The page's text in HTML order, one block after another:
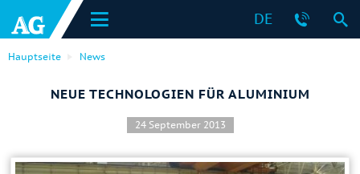
DE
Hauptseite News
NEUE TECHNOLOGIEN FÜR ALUMINIUM
24 September 2013